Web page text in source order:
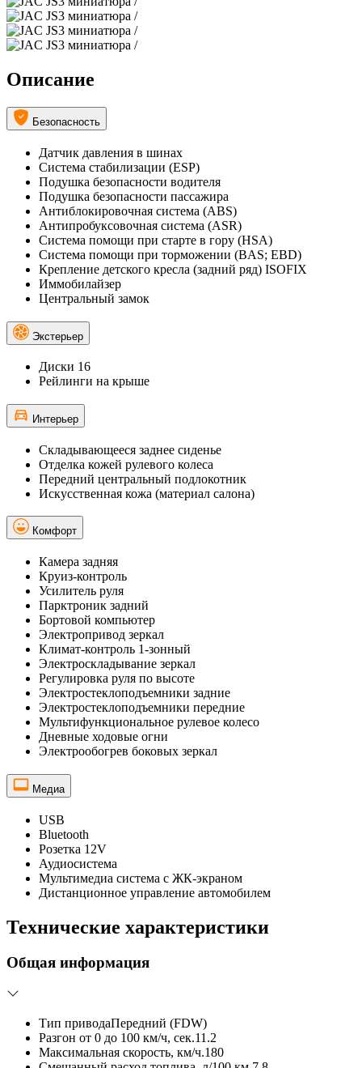
Описание
Безопасность
Датчик давления в шинах
Система стабилизации (ESP)
Подушка безопасности водителя
Подушка безопасности пассажира
Антиблокировочная система (ABS)
Антипробуксовочная система (ASR)
Система помощи при старте в гору (HSA)
Система помощи при торможении (BAS; EBD)
Крепление детского кресла (задний ряд) ISOFIX
Иммобилайзер
Центральный замок
Экстерьер
Диски 16
Рейлинги на крыше
Интерьер
Складывающееся заднее сиденье
Отделка кожей рулевого колеса
Передний центральный подлокотник
Искусственная кожа (материал салона)
Комфорт
Камера задняя
Круиз-контроль
Усилитель руля
Парктроник задний
Бортовой компьютер
Электропривод зеркал
Климат-контроль 1-зонный
Электроскладывание зеркал
Регулировка руля по высоте
Электростеклоподъемники задние
Электростеклоподъемники передние
Мультифункциональное рулевое колесо
Дневные ходовые огни
Электрообогрев боковых зеркал
Медиа
USB
Bluetooth
Розетка 12V
Аудиосистема
Мультимедиа система с ЖК-экраном
Дистанционное управление автомобилем
Технические характеристики
Общая информация
Тип приводаПередний (FDW)
Разгон от 0 до 100 км/ч, сек.11.2
Максимальная скорость, км/ч.180